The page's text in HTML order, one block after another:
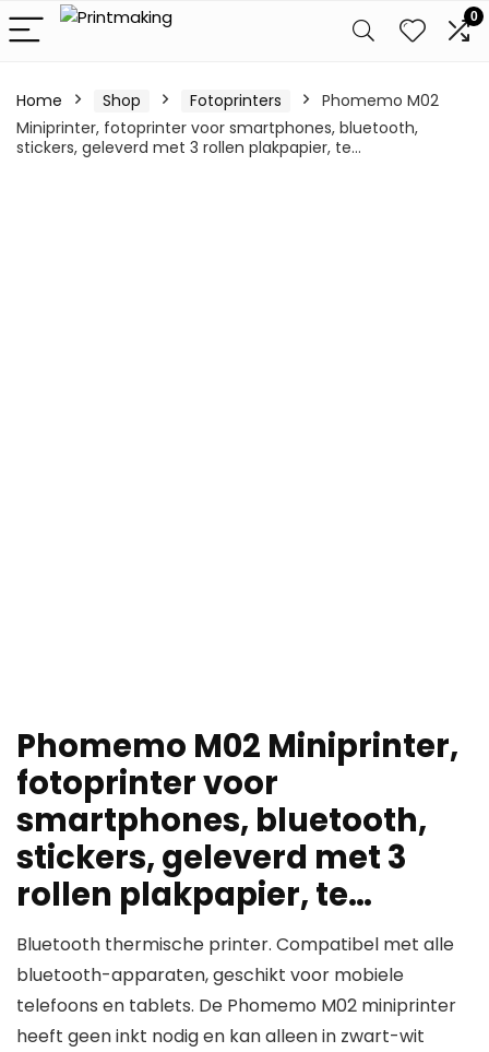
0
Home Shop Fotoprinters
Phomemo M02
Miniprinter, fotoprinter voor smartphones, bluetooth,
stickers, geleverd met 3 rollen plakpapier, te…
Phomemo M02 Miniprinter,
fotoprinter voor
smartphones, bluetooth,
stickers, geleverd met 3
rollen plakpapier, te…
Bluetooth thermische printer. Compatibel met alle
bluetooth-apparaten, geschikt voor mobiele
telefoons en tablets. De Phomemo M02 miniprinter
heeft geen inkt nodig en kan alleen in zwart-wit